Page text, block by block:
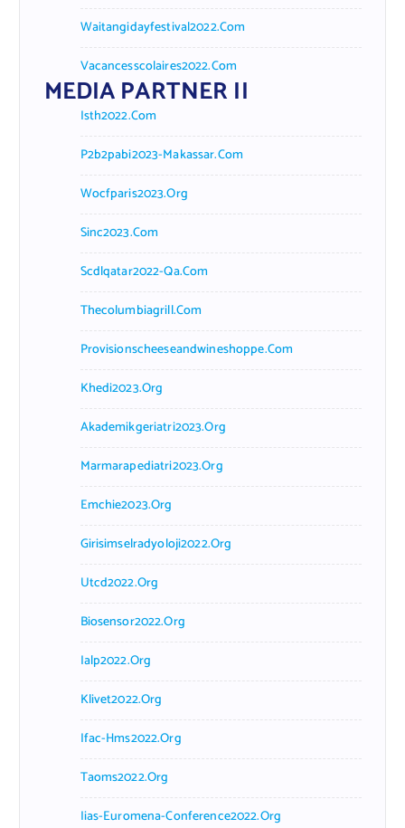
Waitangidayfestival2022.com
Vacancesscolaires2022.com
MEDIA PARTNER II
Isth2022.com
P2b2pabi2023-Makassar.com
Wocfparis2023.org
Sinc2023.com
Scdlqatar2022-Qa.com
Thecolumbiagrill.com
Provisionscheeseandwineshoppe.com
Khedi2023.org
Akademikgeriatri2023.org
Marmarapediatri2023.org
Emchie2023.org
Girisimselradyoloji2022.org
Utcd2022.org
Biosensor2022.org
Ialp2022.org
Klivet2022.org
Ifac-Hms2022.org
Taoms2022.org
Iias-Euromena-Conference2022.org